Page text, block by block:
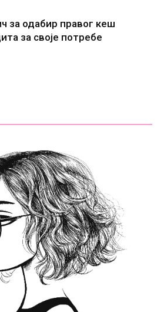
за одабир правог кеш
за своје потребе